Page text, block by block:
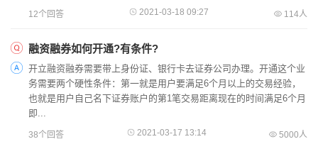
12个回答 2021-03-18 09:27 114人
融资融券如何开通?有条件?
开立融资融券需要带上身份证、银行卡去证券公司办理。开通这个业
务需要两个硬性条件：第一就是用户要满足6个月以上的交易经验，
也就是用户自己名下证券账户的第1笔交易距离现在的时间满足6个月
即...
38个回答 2021-03-17 13:14 5000人